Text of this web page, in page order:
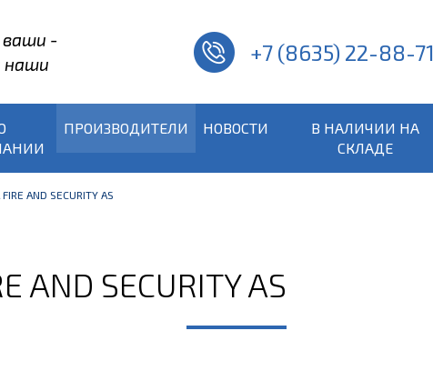
ваши -
наши
+7 (8635) 22-88-71
ПРОИЗВОДИТЕЛИ НОВОСТИ
В НАЛИЧИИ НА
СКЛАДЕ
AND SECURITY AS
AND SECURITY AS